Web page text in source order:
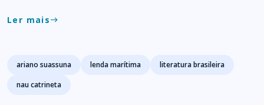
Ler maiseast
Tags
ariano suassuna lenda marítima
literatura brasileira
nau catrineta